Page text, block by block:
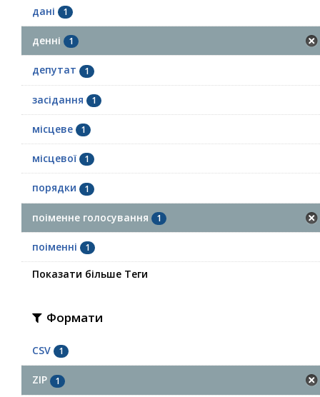
дані 1
денні 1
депутат 1
засідання 1
місцеве 1
місцевої 1
порядки 1
поіменне голосування 1
поіменні 1
Показати більше Теги
Формати
CSV 1
ZIP 1